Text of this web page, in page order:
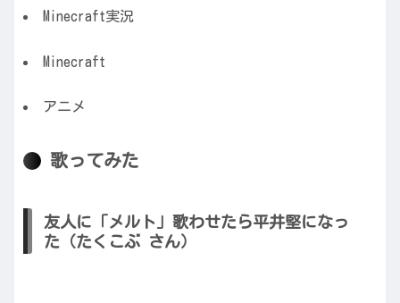
Minecraft実況
Minecraft
アニメ
歌ってみた
友人に「メルト」歌わせたら平井堅になっ
た（たくこぶ さん）